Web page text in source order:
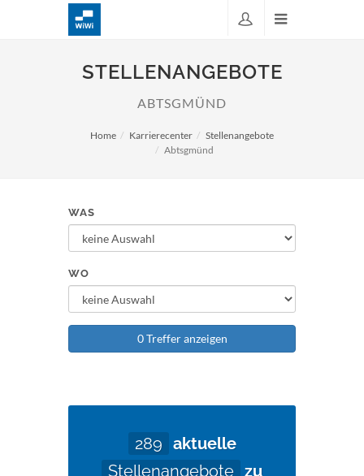
STELLENANGEBOTE
ABTSGMÜND
Home Karrierecenter
Stellenangebote
Abtsgmünd
WAS
WO
0 Treffer anzeigen
289 aktuelle
Stellenangebote zu